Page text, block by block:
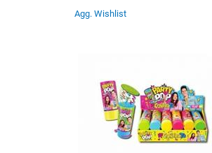
Agg. Wishlist